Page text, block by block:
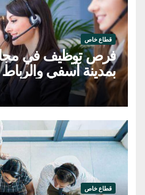
قطاع خاص
فرص توظيف في مجال
بمدينة آسفي والرباط
قطاع خاص